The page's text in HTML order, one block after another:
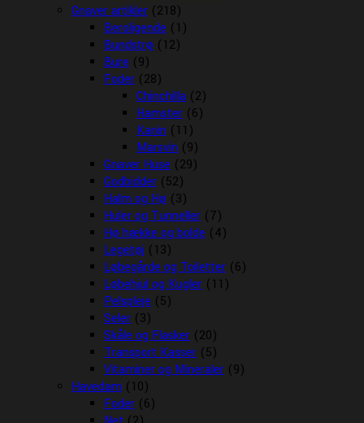
Gnaver artikler (218)
Beroligende (1)
Bundstrø (12)
Bure (9)
Foder (28)
Chinchilla (2)
Hamster (6)
Kanin (11)
Marsvin (9)
Gnaver Huse (29)
Godbidder (52)
Halm og Hø (3)
Huler og Tunneller (7)
Hø hække og bolde (4)
Legetøj (13)
Løbegårde og Toiletter (6)
Løbehjul og Kugler (11)
Pelspleje (5)
Seler (3)
Skåle og Flasker (20)
Transport Kasser (5)
Vitaminer og Mineraler (9)
Havedam (10)
Foder (6)